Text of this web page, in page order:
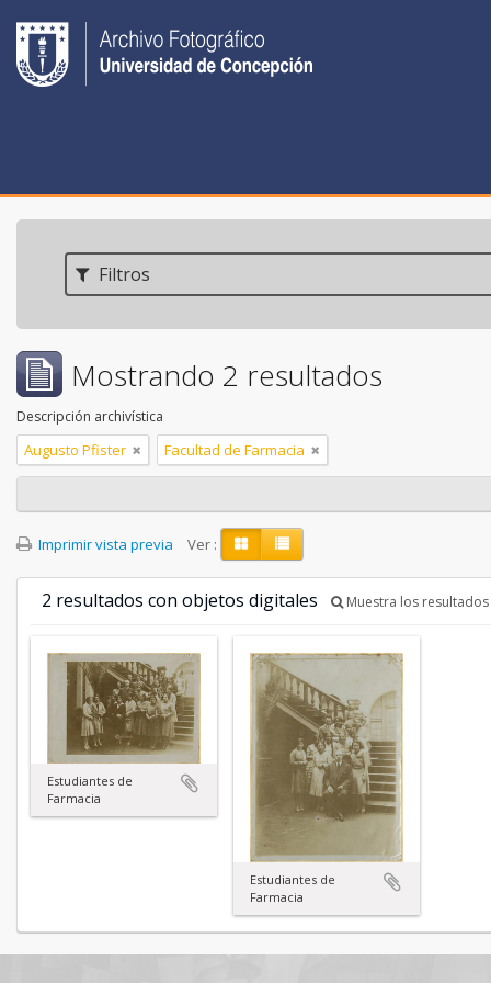
Filtros
Mostrando 2 resultados
Descripción archivística
Augusto Pfister Facultad de Farmacia
Imprimir vista previa Ver :
2 resultados con objetos digitales Muestra los
Estudiantes de
Farmacia
Estudiantes de
Farmacia